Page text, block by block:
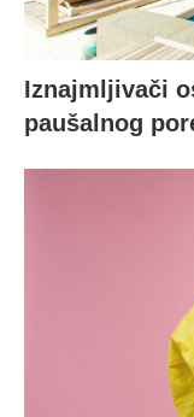
Iznajmljivači
paušalnog